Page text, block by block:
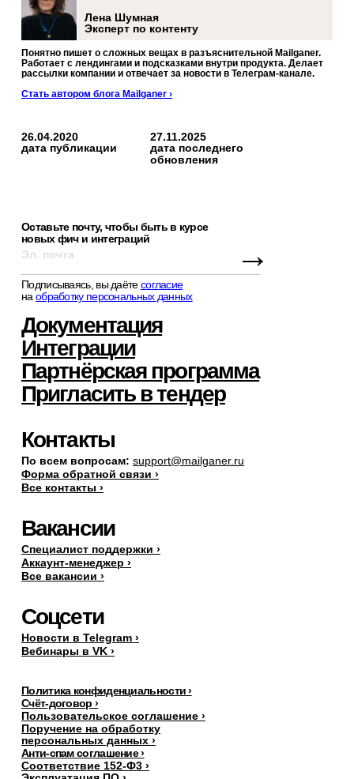
Понятно пишет о сложных вещах в разъяснительной Mailganer.
Работает с лендингами и подсказками внутри продукта. Делает
рассылки компании и отвечает за новости в Телеграм-канале.
Стать автором блога Mailganer ›
Лена Шумная
Эксперт по контенту
26.04.2020
дата публикации
27.11.2025
дата последнего
обновления
Политика конфиденциальности ›
Счёт-договор ›
Поручение на обработку
персональных данных ›
Пользовательское соглашение ›
Соответствие 152-Ф3 ›
Анти-спам соглашение ›
Оставьте почту, чтобы быть в курсе
новых фич и интеграций
Подписываясь, вы даётесогласие
на обработку персональных данных
Интеграции
Документация
Партнёрская программа
Пригласить в тендер
→
Новости в Telegram ›
По всем вопросам:
Все вакансии ›
Аккаунт-менеджер ›
Специалист поддержки ›
Вакансии
Контакты
support@mailganer.ru
Все контакты ›
Соцсети
Вебинары в VK ›
Форма обратной связи ›